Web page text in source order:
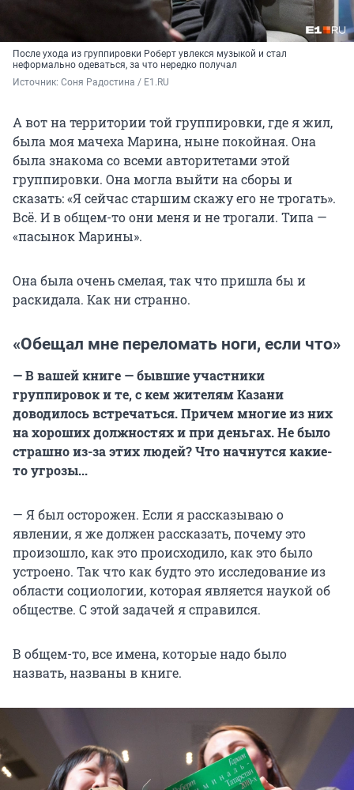
После ухода из группировки Роберт увлекся музыкой и стал
неформально одеваться, за что нередко получал
Источник: Соня Радостина / E1.RU
А вот на территории той группировки, где я жил,
была моя мачеха Марина, ныне покойная. Она
была знакома со всеми авторитетами этой
группировки. Она могла выйти на сборы и
сказать: «Я сейчас старшим скажу его не трогать».
Всё. И в общем-то они меня и не трогали. Типа —
«пасынок Марины».
Она была очень смелая, так что пришла бы и
раскидала. Как ни странно.
«Обещал мне переломать ноги, если что»
— В вашей книге — бывшие участники
группировок и те, с кем жителям Казани
доводилось встречаться. Причем многие из них
на хороших должностях и при деньгах. Не было
страшно из-за этих людей? Что начнутся какие-
то угрозы...
— Я был осторожен. Если я рассказываю о
явлении, я же должен рассказать, почему это
произошло, как это происходило, как это было
устроено. Так что как будто это исследование из
области социологии, которая является наукой об
обществе. С этой задачей я справился.
В общем-то, все имена, которые надо было
назвать, названы в книге.